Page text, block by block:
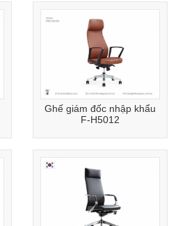
Ghế giám đốc nhập khẩu
F-H5012